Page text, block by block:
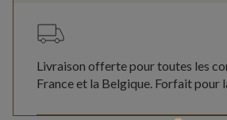
Livraison offerte pour toutes les
France et la Belgique. Forfait pour